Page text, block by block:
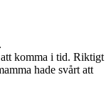
komma i tid. Riktigt
hade svårt att